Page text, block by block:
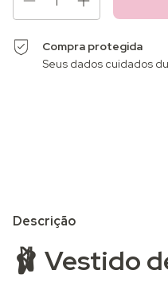
Compra protegida
Seus dados cuidados
Descrição
🩰 Vestido